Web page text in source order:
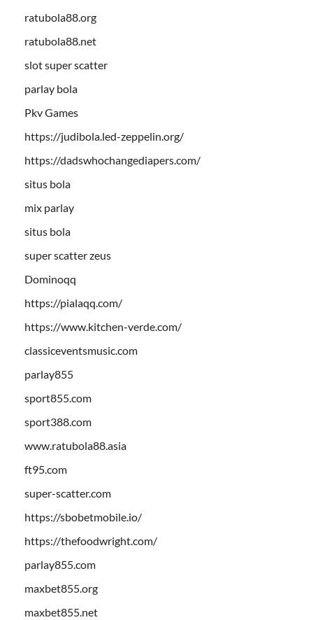
ratubola88.org
ratubola88.net
slot super scatter
parlay bola
Pkv Games
https://judibola.led-zeppelin.org/
https://dadswhochangediapers.com/
situs bola
mix parlay
situs bola
super scatter zeus
Dominoqq
https://pialaqq.com/
https://www.kitchen-verde.com/
classiceventsmusic.com
parlay855
sport855.com
sport388.com
www.ratubola88.asia
ft95.com
super-scatter.com
https://sbobetmobile.io/
https://thefoodwright.com/
parlay855.com
maxbet855.org
maxbet855.net